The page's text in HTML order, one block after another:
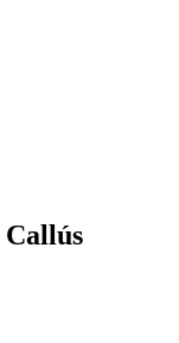
Callús